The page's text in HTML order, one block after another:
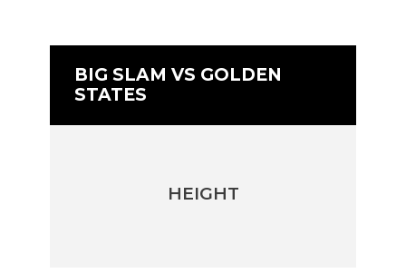
BIG SLAM VS GOLDEN
STATES
HEIGHT